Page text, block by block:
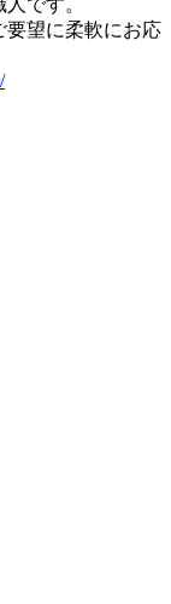
です。
要望に柔軟にお応